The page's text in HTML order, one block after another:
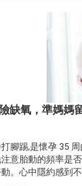
缺氧，準媽媽
腳踢,是懷孕 35
意胎動的頻率是
。心中隱約感到